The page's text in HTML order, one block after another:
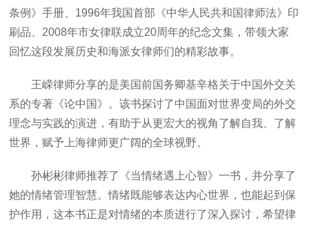
条例》手册、1996年我国首部《中华人民共和国律师法》印
刷品、2008年市女律联成立20周年的纪念文集，带领大家
回忆这段发展历史和海派女律师们的精彩故事。
王嵘律师分享的是美国前国务卿基辛格关于中国外交关
系的专著《论中国》。该书探讨了中国面对世界变局的外交
理念与实践的演进，有助于从更宏大的视角了解自我、了解
世界，赋予上海律师更广阔的全球视野。
孙彬彬律师推荐了《当情绪遇上心智》一书，并分享了
她的情绪管理智慧。情绪既能够表达内心世界，也能起到保
护作用，这本书正是对情绪的本质进行了深入探讨，希望律